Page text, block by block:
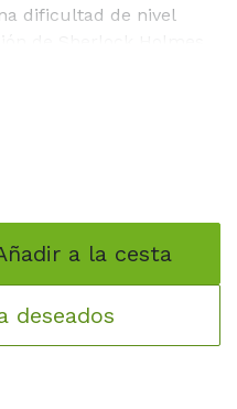
dificultad de nivel
escape y busquen
al Dr. Watson a
y resolver el caso,
a la cesta
deseados